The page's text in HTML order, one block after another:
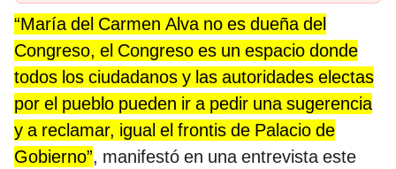
“María del Carmen Alva no es dueña del
Congreso, el Congreso es un espacio donde
todos los ciudadanos y las autoridades electas
por el pueblo pueden ir a pedir una sugerencia
y a reclamar, igual el frontis de Palacio de
Gobierno”, manifestó en una entrevista este